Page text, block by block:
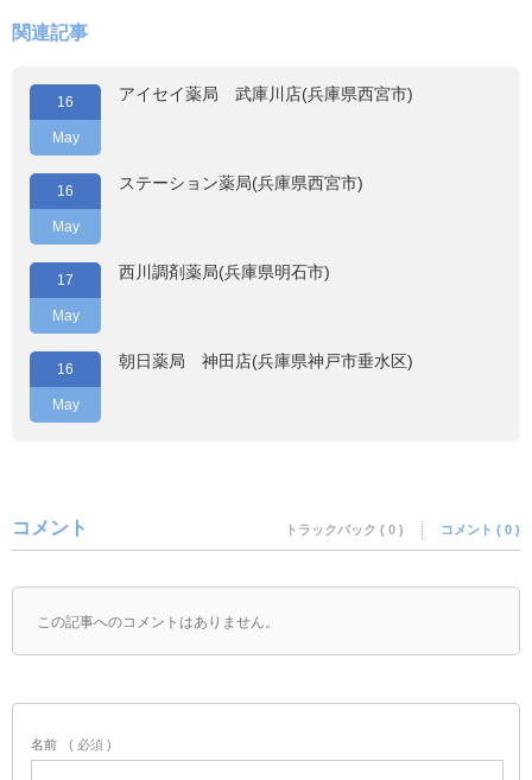
関連記事
16
May
アイセイ薬局 武庫川店(兵庫県西宮市)
16
May
ステーション薬局(兵庫県西宮市)
17
May
西川調剤薬局(兵庫県明石市)
16
May
朝日薬局 神田店(兵庫県神戸市垂水区)
コメント トラックバック ( 0 ) コメント ( 0 )
この記事へのコメントはありません。
名前 ( 必須 )